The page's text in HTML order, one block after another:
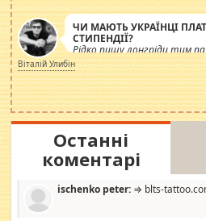
ЧИ МАЮТЬ УКРАЇНЦІ
СТИПЕНДІЇ?
Рідко пишу лонгріди тим
просто дістало! Обурюють
навколо стипендіального
роздувається ще одна
Віталій Улибін
Останні
коментарі
ischenko peter: ⇒ blts-